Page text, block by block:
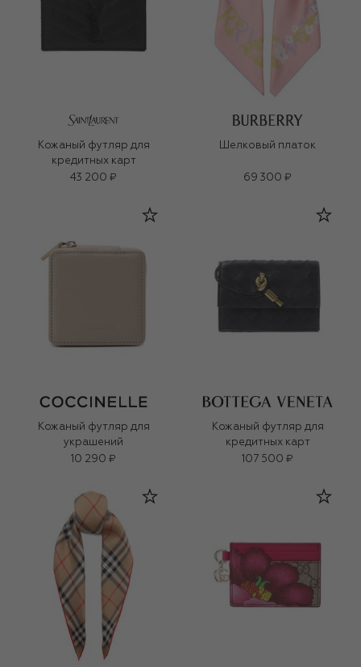
Кожаный футляр для
кредитных карт
43 200 ₽
Шелковый платок
69 300 ₽
Кожаный футляр для
украшений
10 290 ₽
Кожаный футляр для
кредитных карт
107 500 ₽